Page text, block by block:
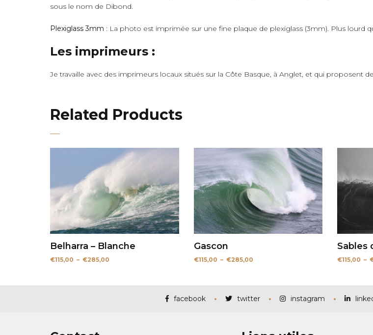
sous le nom de Dibond.
Plexiglass 3mm : La photo est imprimée sur une fine plaque de plexiglass (3mm). Plus lourd
Les imprimeurs :
Je travaille avec des imprimeurs locaux situés sur la Côte Basque, à Anglet, et qui proposent
Related Products
Belharra – Blanche
€115,00 – €285,00
Gascon
€115,00 – €285,00Plage
€285,00
Sables
€115,00 –
facebook twitter instagram